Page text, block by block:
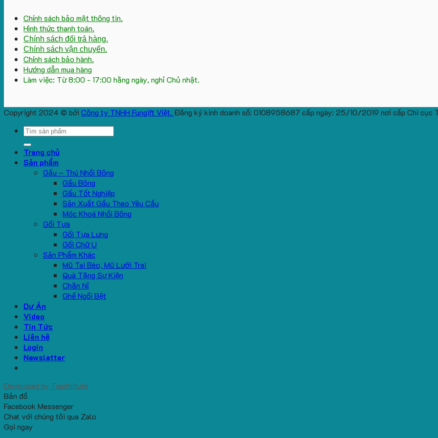
Chính sách bảo mật thông tin.
Hình thức thanh toán.
Chính sách đổi trả hàng.
Chính sách vận chuyển.
Chính sách bảo hành.
Hướng dẫn mua hàng
Làm việc: Từ 8:00 - 17:00 hằng ngày, nghỉ Chủ nhật.
Copyright 2024 © bởi Công ty TNHH Fungift Việt. Đăng ký kinh doanh số: 0108958687 cấp ngày: 25/10/2019 nơi cấp Chi cục
Search
Trang chủ
Sản phẩm
Gấu – Thú Nhồi Bông
Gấu Bông
Gấu Tốt Nghiệp
Sản Xuất Gấu Theo Yêu Cầu
Móc Khoá Nhồi Bông
Gối Tựa
Gối Tựa Lưng
Gối Chữ U
Sản Phẩm Khác
Mũ Tai Bèo, Mũ Lưỡi Trai
Quà Tặng Sự Kiện
Chăn Nỉ
Ghế Ngồi Bệt
Dự Án
Video
Tin Tức
Liên hệ
Login
Newsletter
Developed by Tiepthitute
Bản đồ
Facebook Messenger
Chat với chúng tôi qua Zalo
Gọi ngay